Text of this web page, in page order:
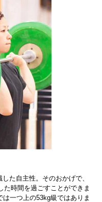
た自主性。そのおかげで、
た時間を過ごすことができま
一つ上の53kg級ではありま